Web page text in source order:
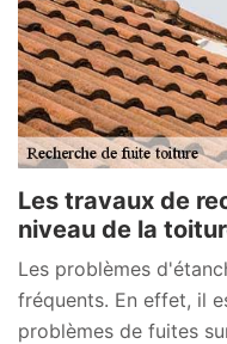
Les travaux de
niveau de la
Les problèmes
fréquents. En effet, il
problèmes de fuites